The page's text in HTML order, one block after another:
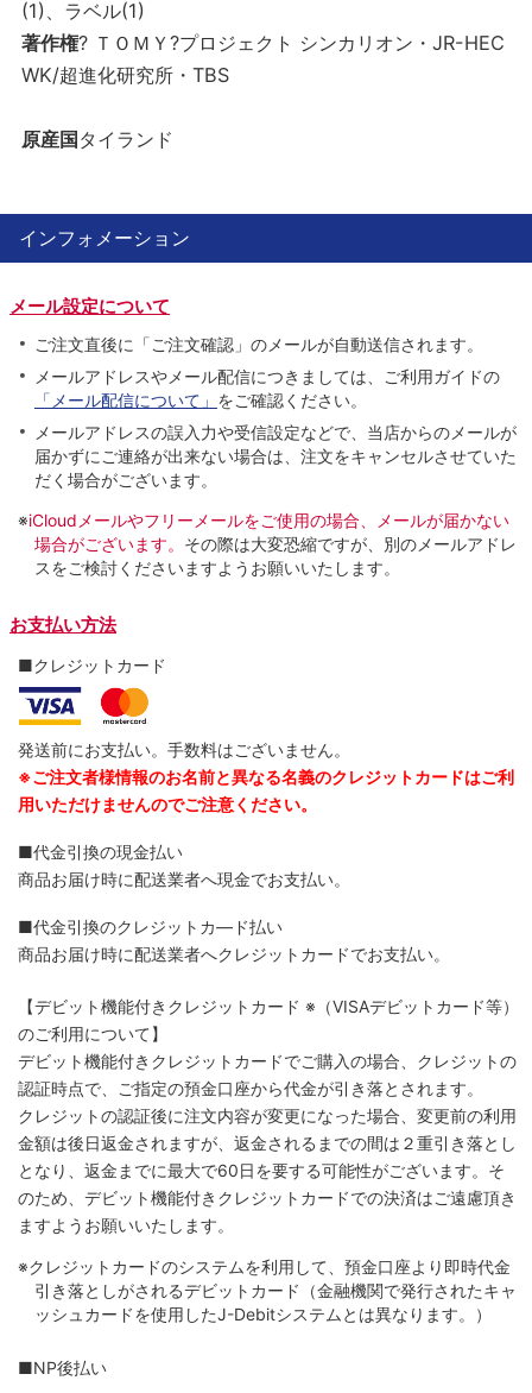
(1)、ラベル(1)
著作権? ＴＯＭＹ?プロジェクト シンカリオン・JR-HEC
WK/超進化研究所・TBS
原産国 タイランド
インフォメーション
メール設定について
ご注文直後に「ご注文確認」のメールが自動送信されます。
メールアドレスやメール配信につきましては、ご利用ガイドの
「メール配信について」 をご確認ください。
メールアドレスの誤入力や受信設定などで、当店からのメールが
届かずにご連絡が出来ない場合は、注文をキャンセルさせていた
だく場合がございます。
※iCloudメールやフリーメールをご使用の場合、メールが届かない
場合がございます。 その際は大変恐縮ですが、別のメールアドレ
スをご検討くださいますようお願いいたします。
お支払い方法
■クレジットカード
発送前にお支払い。手数料はございません。
※ご注文者様情報のお名前と異なる名義のクレジットカードはご利
用いただけませんのでご注意ください。
■代金引換の現金払い
商品お届け時に配送業者へ現金でお支払い。
■代金引換のクレジットカ―ド払い
商品お届け時に配送業者へクレジットカードでお支払い。
【デビット機能付きクレジットカード ※（VISAデビットカード等）
のご利用について】
デビット機能付きクレジットカードでご購入の場合、クレジットの
認証時点で、ご指定の預金口座から代金が引き落とされます。
クレジットの認証後に注文内容が変更になった場合、変更前の利用
金額は後日返金されますが、返金されるまでの間は２重引き落とし
となり、返金までに最大で60日を要する可能性がございます。そ
のため、デビット機能付きクレジットカードでの決済はご遠慮頂き
ますようお願いいたします。
※クレジットカードのシステムを利用して、預金口座より即時代金
引き落としがされるデビットカード（金融機関で発行されたキャ
ッシュカードを使用したJ-Debitシステムとは異なります。）
■NP後払い